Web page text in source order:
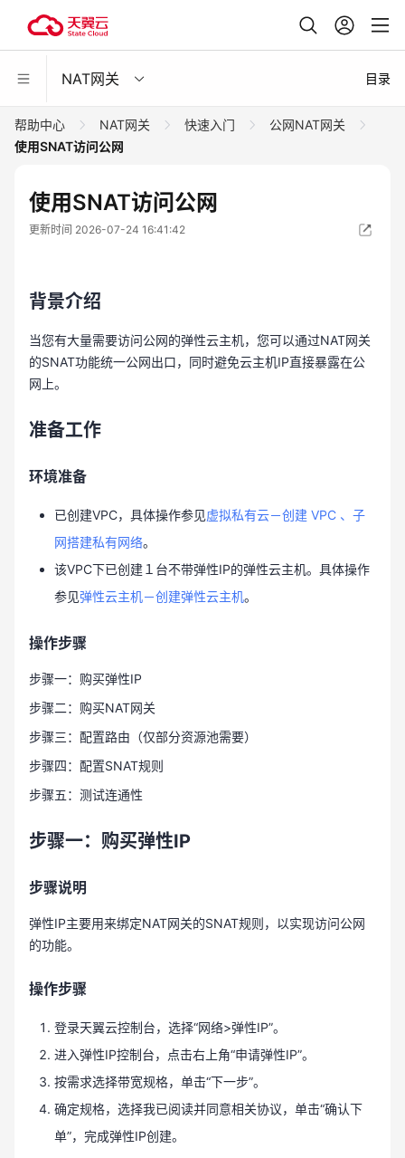
NAT网关 目录
帮助中心 NAT网关 快速入门
公网NAT网关
使用SNAT访问公网
使用SNAT访问公网
更新时间 2026-07-24 16:41:42
背景介绍
当您有大量需要访问公网的弹性云主机，您可以通过NAT网关
的SNAT功能统一公网出口，同时避免云主机IP直接暴露在公
网上。
准备工作
环境准备
已创建VPC，具体操作参见虚拟私有云－创建 VPC 、子
网搭建私有网络。
该VPC下已创建１台不带弹性IP的弹性云主机。具体操作
参见弹性云主机－创建弹性云主机。
操作步骤
步骤一：购买弹性IP
步骤二：购买NAT网关
步骤三：配置路由（仅部分资源池需要）
步骤四：配置SNAT规则
步骤五：测试连通性
步骤一：购买弹性IP
步骤说明
弹性IP主要用来绑定NAT网关的SNAT规则，以实现访问公网
的功能。
操作步骤
登录天翼云控制台，选择“网络>弹性IP”。
进入弹性IP控制台，点击右上角“申请弹性IP”。
按需求选择带宽规格，单击“下一步”。
确定规格，选择我已阅读并同意相关协议，单击“确认下
单”，完成弹性IP创建。